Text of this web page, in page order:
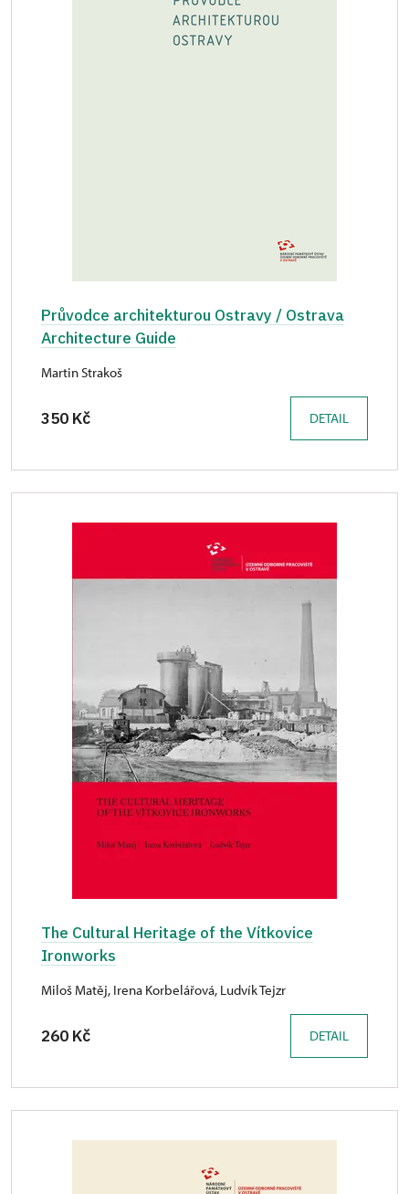
Průvodce architekturou Ostravy / Ostrava
Architecture Guide
Martin Strakoš
350 Kč DETAIL
The Cultural Heritage of the Vítkovice
Ironworks
Miloš Matěj, Irena Korbelářová, Ludvík Tejzr
260 Kč DETAIL